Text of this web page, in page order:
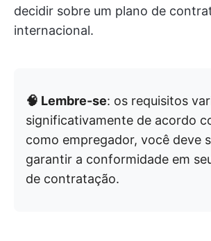
decidir sobre um plano de
internacional.
🧠 Lembre-se: os requisitos
significativamente de acordo
como empregador, você deve
garantir a conformidade em
de contratação.